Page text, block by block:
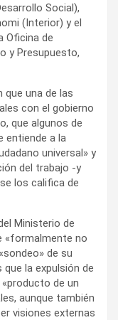
Social),
(Interior) y el
Oficina de
y Presupuesto,
una de las
con el gobierno
que algunos de
entiende a la
universal» y
del trabajo -y
los califica de
Ministerio de
«formalmente no
de su
la expulsión de
de un
aunque también
visiones externas